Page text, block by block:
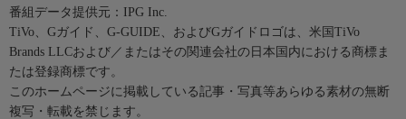
番組データ提供元：IPG Inc.
TiVo、Gガイド、G-GUIDE、およびGガイドロゴは、米国TiVo
Brands LLCおよび／またはその関連会社の日本国内における商標ま
たは登録商標です。
このホームページに掲載している記事・写真等あらゆる素材の無断
複写・転載を禁じます。